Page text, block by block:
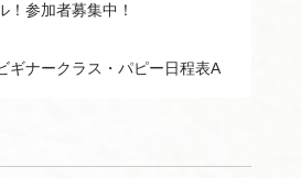
！参加者募集中！
ギナークラス・パピー日程表A